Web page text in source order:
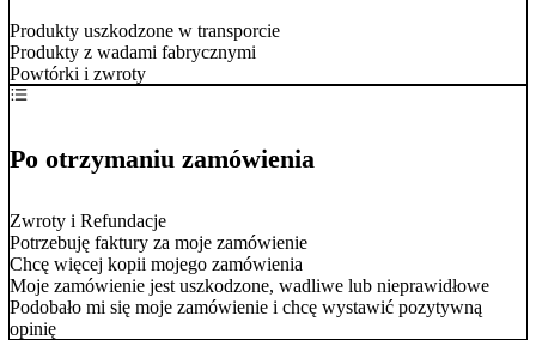
Produkty uszkodzone w transporcie
Produkty z wadami fabrycznymi
Powtórki i zwroty
Po otrzymaniu zamówienia
Zwroty i Refundacje
Potrzebuję faktury za moje zamówienie
Chcę więcej kopii mojego zamówienia
Moje zamówienie jest uszkodzone, wadliwe lub nieprawidłowe
Podobało mi się moje zamówienie i chcę wystawić pozytywną
opinię